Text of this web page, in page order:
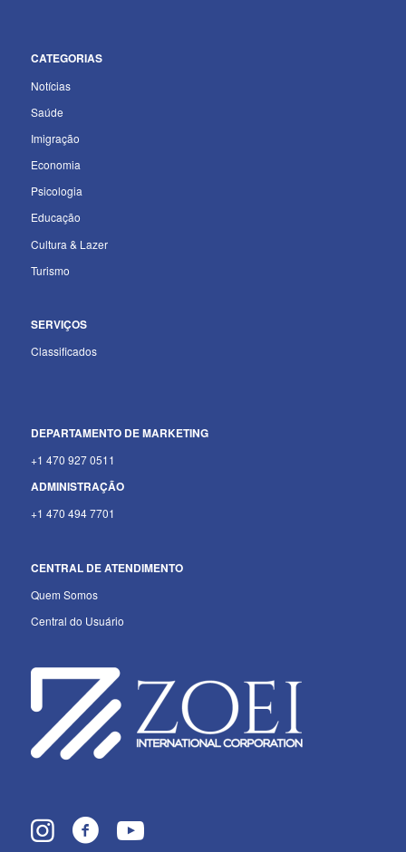
CATEGORIAS
Notícias
Saúde
Imigração
Economia
Psicologia
Educação
Cultura & Lazer
Turismo
SERVIÇOS
Classificados
DEPARTAMENTO DE MARKETING
+1 470 927 0511
ADMINISTRAÇÃO
+1 470 494 7701
CENTRAL DE ATENDIMENTO
Quem Somos
Central do Usuário